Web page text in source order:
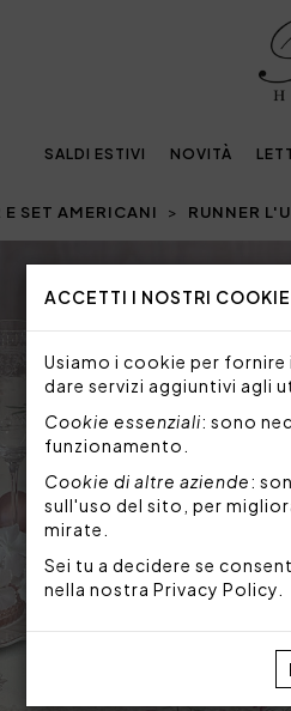
ACCETTI I NOSTRI
Usiamo i cookie per
dare servizi aggiuntivi agli
Cookie essenziali: sono
funzionamento.
Cookie di altre aziende:
sull'uso del sito, per
mirate.
Sei tu a decidere se
nella nostra Privacy Policy
SALDI ESTIVI NOVITÀ
E SET AMERICANI RUNNER